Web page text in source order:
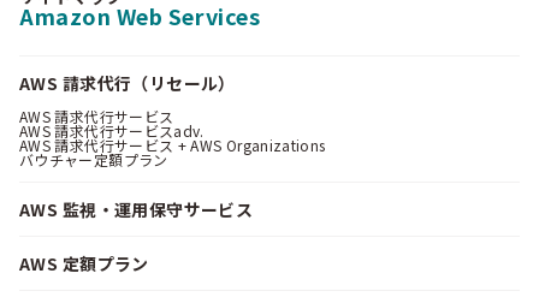
Amazon Web Services
AWS 請求代行（リセール）
AWS 請求代行サービス
AWS 請求代行サービスadv.
AWS 請求代行サービス + AWS Organizations
バウチャー定額プラン
AWS 監視・運用保守サービス
AWS 定額プラン